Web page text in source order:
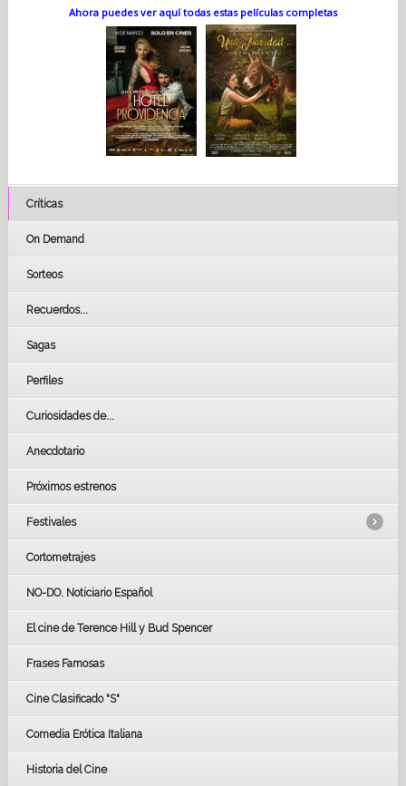
Ahora puedes ver aquí todas estas películas completas
Críticas
On Demand
Sorteos
Recuerdos...
Sagas
Perfiles
Curiosidades de...
Anecdotario
Próximos estrenos
Festivales
LOS OSCARS
GOYAS
BAFTA
Cortometrajes
NO-DO. Noticiario Español
El cine de Terence Hill y Bud Spencer
Frases Famosas
Cine Clasificado "S"
Comedia Erótica Italiana
Historia del Cine